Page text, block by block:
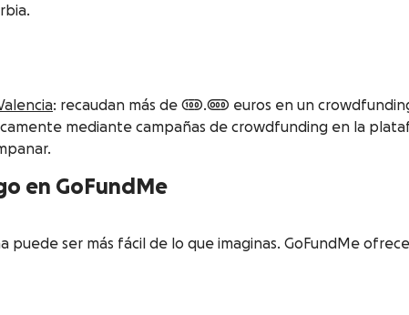
: recaudan más de 100.000 euros en un
mediante campañas de crowdfunding en la
en GoFundMe
puede ser más fácil de lo que imaginas. GoFundMe